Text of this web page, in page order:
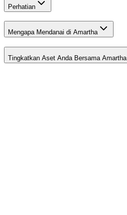
Perhatian
Mengapa Mendanai di Amartha
Tingkatkan Aset Anda Bersama Amartha